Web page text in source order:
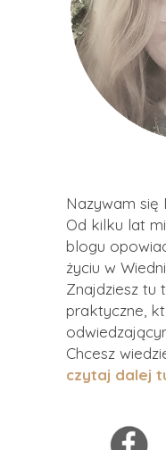
Nazywam się
Od kilku lat
blogu
życiu w
Znajdziesz tu
praktyczne,
Chcesz
czytaj dalej